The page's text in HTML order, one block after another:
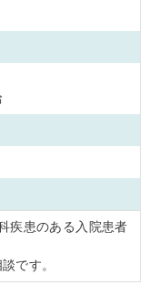
疾患のある入院患者
です。